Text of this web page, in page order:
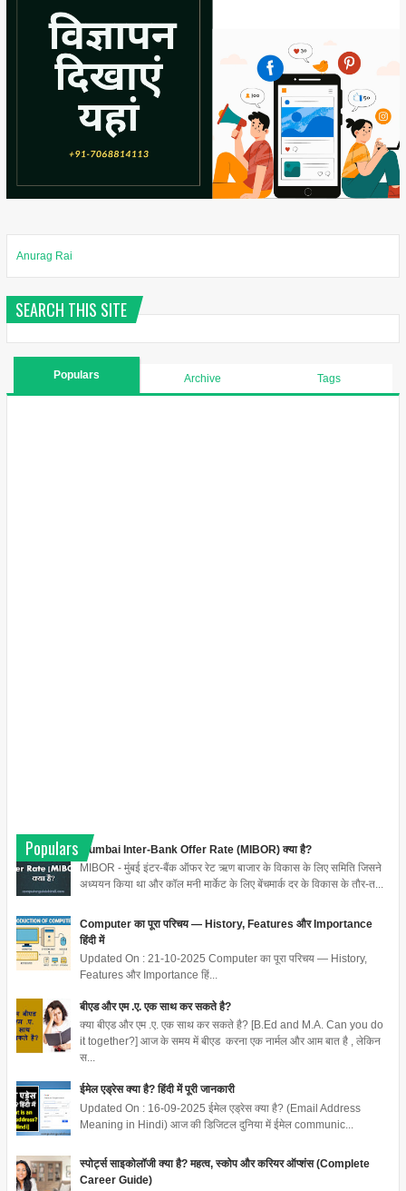
Anurag Rai
SEARCH THIS SITE
Populars Archive Tags
Populars
Mumbai Inter-Bank Offer Rate (MIBOR) क्या है?
MIBOR - मुंबई इंटर-बैंक ऑफर रेट ऋण बाजार के विकास के लिए समिति जिसने
अध्ययन किया था और कॉल मनी मार्केट के लिए बेंचमार्क दर के विकास के तौर-त...
Computer का पूरा परिचय — History, Features और Importance
हिंदी में
Updated On : 21-10-2025 Computer का पूरा परिचय — History,
Features और Importance हिं...
बीएड और एम .ए. एक साथ कर सकते है?
क्या बीएड और एम .ए. एक साथ कर सकते है? [B.Ed and M.A. Can you do
it together?] आज के समय में बीएड करना एक नार्मल और आम बात है , लेकिन
स...
ईमेल एड्रेस क्या है? हिंदी में पूरी जानकारी
Updated On : 16-09-2025 ईमेल एड्रेस क्या है? (Email Address
Meaning in Hindi) आज की डिजिटल दुनिया में ईमेल communic...
स्पोर्ट्स साइकोलॉजी क्या है? महत्व, स्कोप और करियर ऑप्शंस (Complete
Career Guide)